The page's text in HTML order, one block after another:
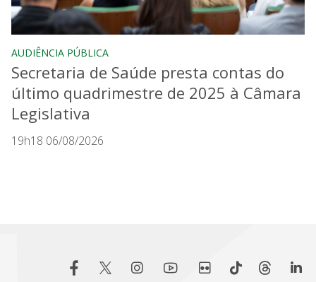
AUDIÊNCIA PÚBLICA
Secretaria de Saúde presta contas do
último quadrimestre de 2025 à Câmara
Legislativa
19h18 06/08/2026